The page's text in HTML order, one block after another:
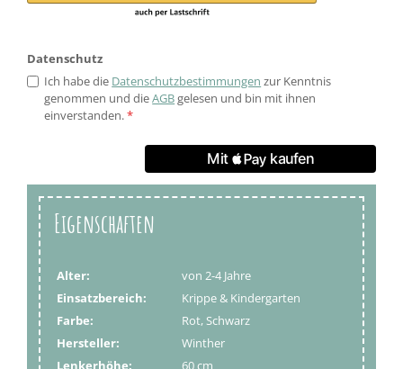
Datenschutz
Ich habe die Datenschutzbestimmungen zur Kenntnis
genommen und dieAGBgelesen und bin mit ihnen
einverstanden.*
Eigenschaften
Alter:
von 2-4 Jahre
Einsatzbereich:
Krippe & Kindergarten
Farbe:
Rot, Schwarz
Hersteller:
Winther
Lenkerhöhe:
60 cm